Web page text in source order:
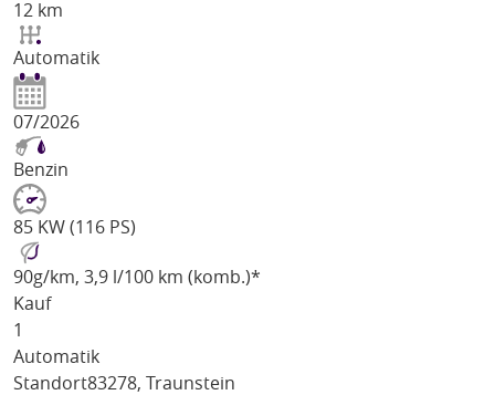
12 km
Automatik
07/2026
Benzin
85 KW (116 PS)
90g/km, 3,9 l/100 km (komb.)*
Kauf
1
Automatik
Standort83278, Traunstein